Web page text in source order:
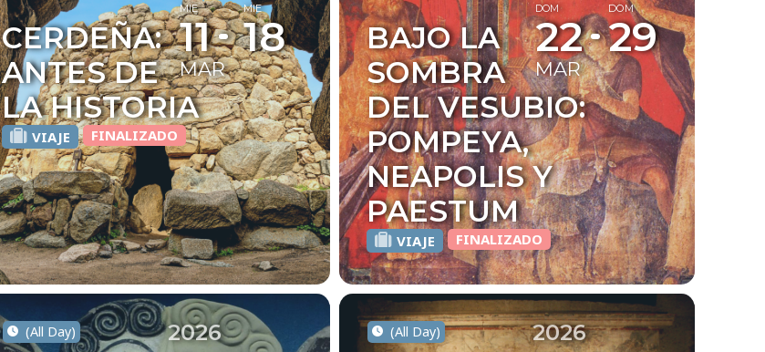
MIE
11
MAR
MIE
18
CERDEÑA:
ANTES DE
LA HISTORIA
VIAJE FINALIZADO
DOM
22
MAR
DOM
29
BAJO LA
SOMBRA
DEL VESUBIO:
POMPEYA,
NEAPOLIS Y
PAESTUM
VIAJE FINALIZADO
2026
(All Day) 2026
(All Day)